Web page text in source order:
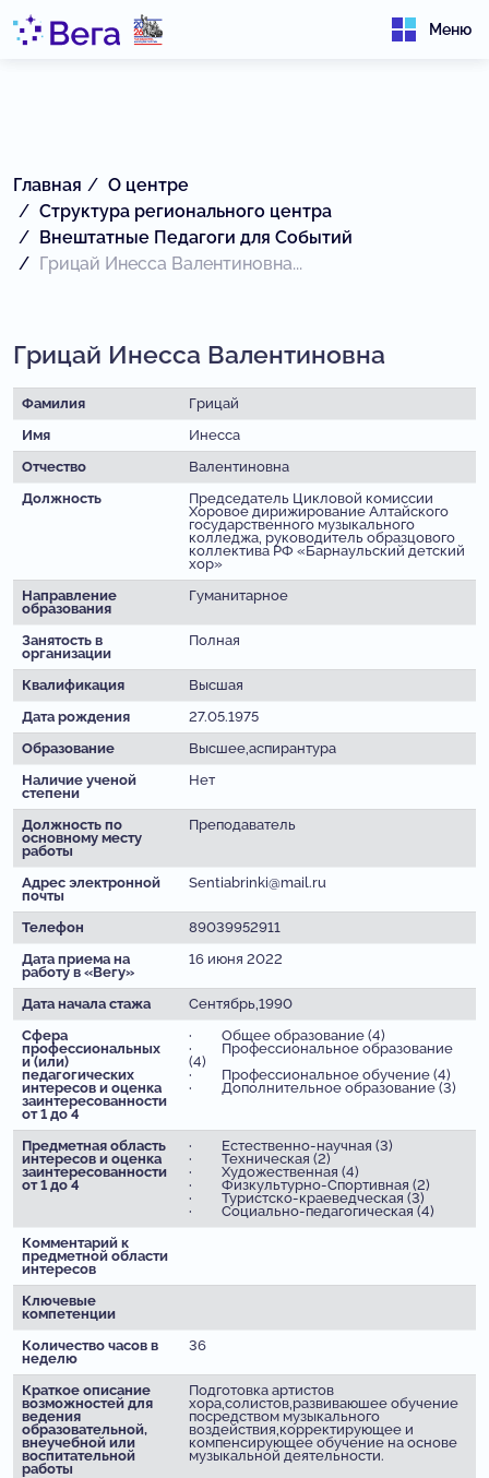
Меню
Главная
О центре
Структура регионального центра
Внештатные Педагоги для Событий
Грицай Инесса Валентиновна...
Грицай Инесса Валентиновна
Фамилия
Грицай
Имя
Инесса
Отчество
Валентиновна
Должность
Председатель Цикловой комиссии
Хоровое дирижирование Алтайского
государственного музыкального
колледжа, руководитель образцового
коллектива РФ «Барнаульский детский
хор»
Направление
образования
Гуманитарное
Занятость в
организации
Полная
Квалификация
Высшая
Дата рождения
27.05.1975
Образование
Высшее,аспирантура
Наличие ученой
степени
Нет
Должность по
основному месту
работы
Преподаватель
Адрес электронной
почты
Sentiabrinki@mail.ru
Телефон
89039952911
Дата приема на
работу в «Вегу»
16 июня 2022
Дата начала стажа
Сентябрь,1990
Сфера
профессиональных
и (или)
педагогических
интересов и оценка
заинтересованности
от 1 до 4
· Общее образование (4)
· Профессиональное образование
(4)
· Профессиональное обучение (4)
· Дополнительное образование (3)
Предметная область
интересов и оценка
заинтересованности
от 1 до 4
· Естественно-научная (3)
· Техническая (2)
· Художественная (4)
· Физкультурно-Спортивная (2)
· Туристско-краеведческая (3)
· Социально-педагогическая (4)
Комментарий к
предметной области
интересов
Ключевые
компетенции
Количество часов в
неделю
36
Краткое описание
возможностей для
ведения
образовательной,
внеучебной или
воспитательной
работы
Подготовка артистов
хора,солистов,развиваюшее обучение
посредством музыкального
воздействия,корректирующее и
компенсирующее обучение на основе
музыкальной деятельности.